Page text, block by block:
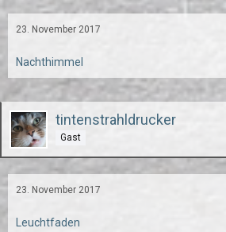
23. November 2017
Nachthimmel
tintenstrahldrucker
Gast
23. November 2017
Leuchtfaden